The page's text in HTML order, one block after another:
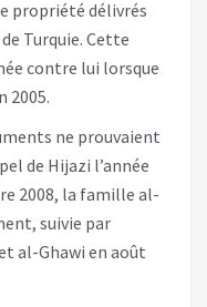
propriété délivrés
Turquie. Cette
contre lui lorsque
2005.
ne prouvaient
de Hijazi l’année
2008, la famille al-
suivie par
al-Ghawi en août